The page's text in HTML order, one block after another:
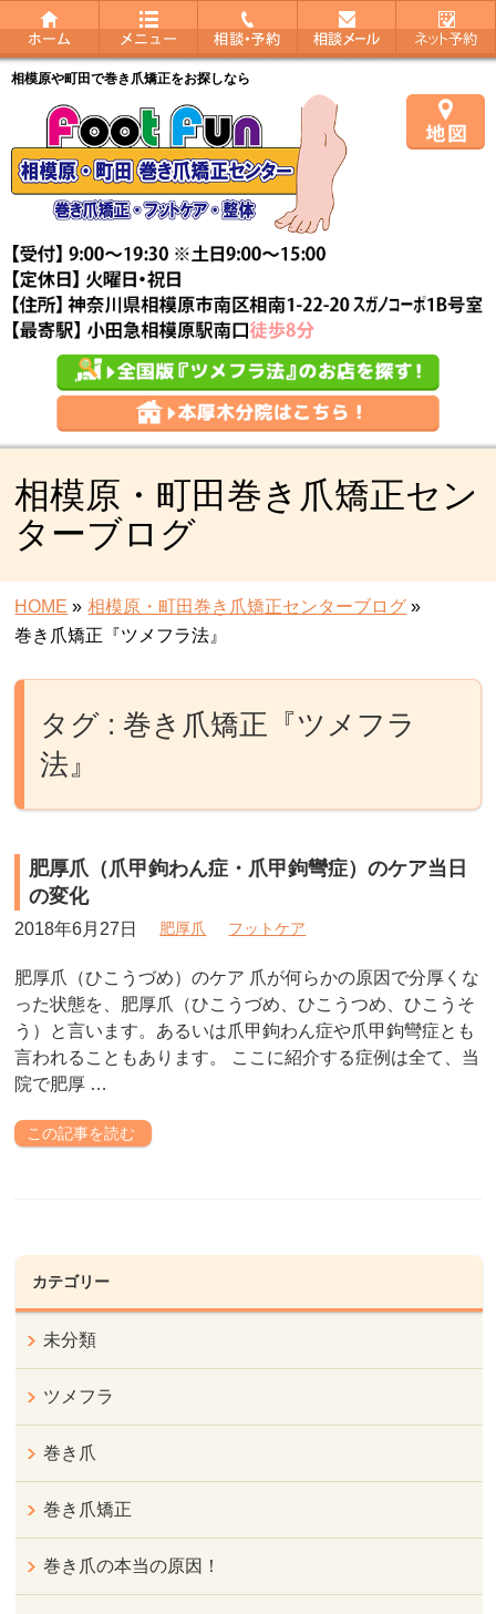
相模原や町田で巻き爪矯正をお探しなら
相模原・町田巻き爪矯正セン
ターブログ
HOME » 相模原・町田巻き爪矯正センターブログ »
巻き爪矯正『ツメフラ法』
タグ : 巻き爪矯正『ツメフラ
法』
肥厚爪（爪甲鉤わん症・爪甲鉤彎症）のケア当日
の変化
2018年6月27日 肥厚爪 フットケア
肥厚爪（ひこうづめ）のケア 爪が何らかの原因で分厚くな
った状態を、肥厚爪（ひこうづめ、ひこうつめ、ひこうそ
う）と言います。あるいは爪甲鉤わん症や爪甲鉤彎症とも
言われることもあります。 ここに紹介する症例は全て、当
院で肥厚 …
この記事を読む
カテゴリー
未分類
ツメフラ
巻き爪
巻き爪矯正
巻き爪の本当の原因！